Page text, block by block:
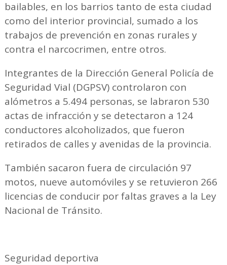
bailables, en los barrios tanto de esta ciudad
como del interior provincial, sumado a los
trabajos de prevención en zonas rurales y
contra el narcocrimen, entre otros.
Integrantes de la Dirección General Policía de
Seguridad Vial (DGPSV) controlaron con
alómetros a 5.494 personas, se labraron 530
actas de infracción y se detectaron a 124
conductores alcoholizados, que fueron
retirados de calles y avenidas de la provincia.
También sacaron fuera de circulación 97
motos, nueve automóviles y se retuvieron 266
licencias de conducir por faltas graves a la Ley
Nacional de Tránsito.
Seguridad deportiva